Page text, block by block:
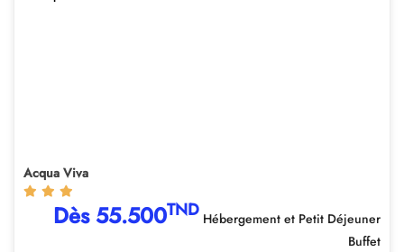
Acqua Viva
Dès 55.500TND Hébergement et Petit Déjeuner
Buffet